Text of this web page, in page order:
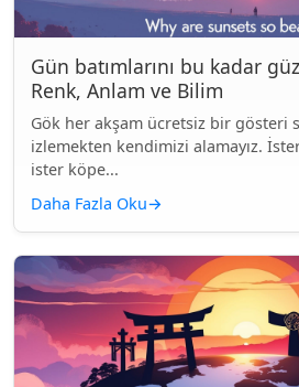
Gün batımlarını bu kadar
Renk, Anlam ve Bilim
Gök her akşam ücretsiz bir gösteri
izlemekten kendimizi alamayız.
ister köpe...
Daha Fazla Oku→